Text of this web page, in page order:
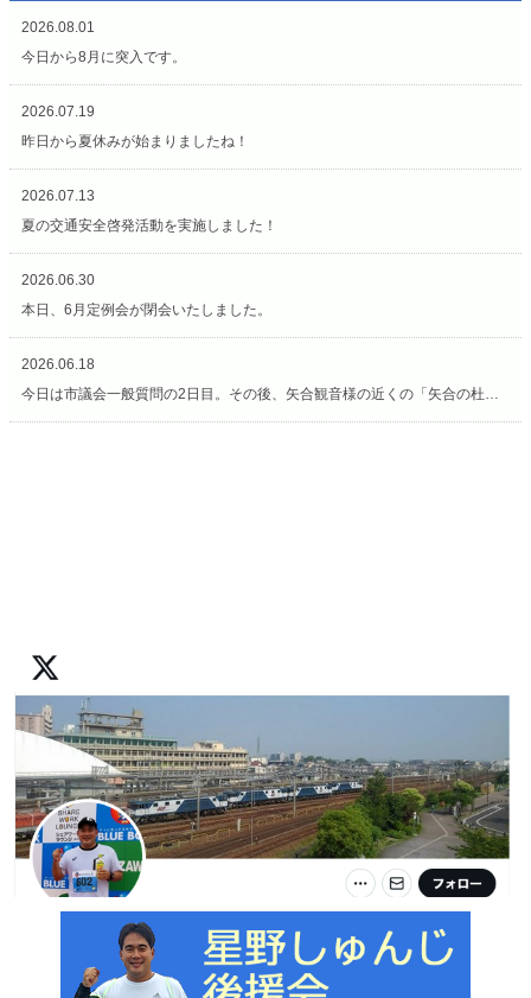
2026.08.01
今日から8月に突入です。
2026.07.19
昨日から夏休みが始まりましたね！
2026.07.13
夏の交通安全啓発活動を実施しました！
2026.06.30
本日、6月定例会が閉会いたしました。
2026.06.18
今日は市議会一般質問の2日目。その後、矢合観音様の近くの「矢合の杜」へ。